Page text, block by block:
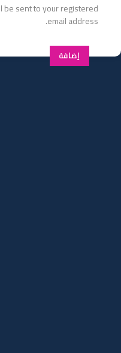
sent to your registered
email address.